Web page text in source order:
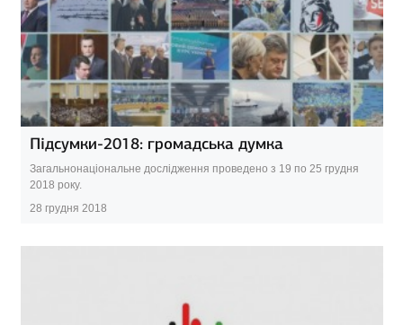
Підсумки-2018: громадська думка
Загальнонаціональне дослідження проведено з 19 по 25 грудня
2018 року.
28 грудня 2018